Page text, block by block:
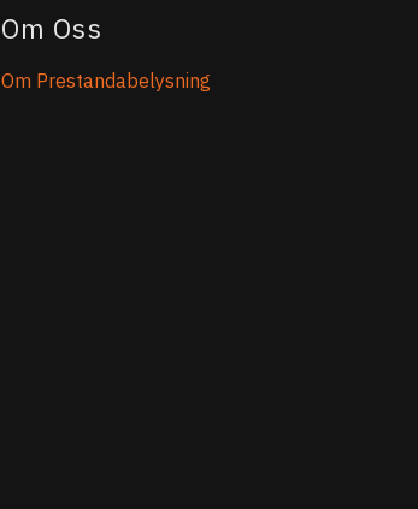
Om Oss
Om Prestandabelysning